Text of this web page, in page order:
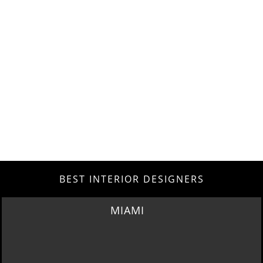
BEST INTERIOR DESIGNERS
MIAMI